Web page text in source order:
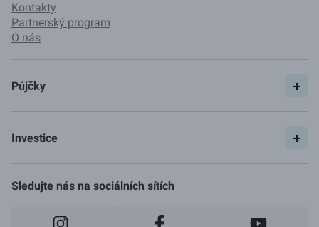
Kontakty
Partnerský program
O nás
Půjčky
Pojištění
Investice
Jak to funguje
Sledujte nás na sociálních sítích